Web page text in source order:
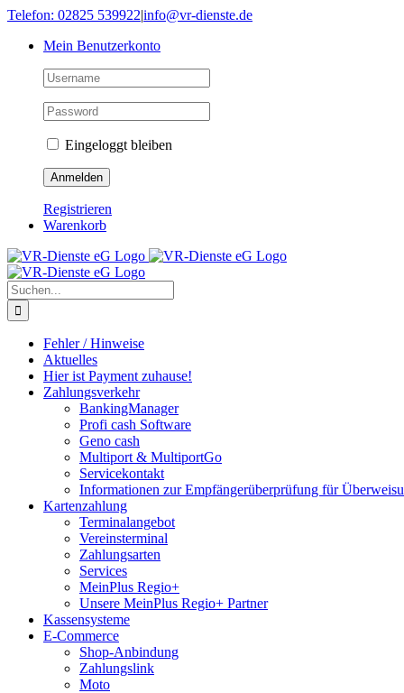
Skip
content
Telefon: 02825 539922|info@vr-dienste.de
Mein Benutzerkonto
Eingeloggt bleiben
Registrieren
Warenkorb
Suche
nach:
Fehler / Hinweise
Aktuelles
Hier ist Payment zuhause!
Zahlungsverkehr
BankingManager
Profi cash Software
Geno cash
Multiport & MultiportGo
Servicekontakt
Informationen zur Empfängerüberprüfung für
Kartenzahlung
Terminalangebot
Vereinsterminal
Zahlungsarten
Services
MeinPlus Regio+
Unsere MeinPlus Regio+ Partner
Kassensysteme
E-Commerce
Shop-Anbindung
Zahlungslink
Moto